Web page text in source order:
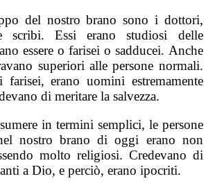
del nostro brano sono i dottori,
scribi. Essi erano studiosi delle
essere o farisei o sadducei. Anche
superiori alle persone normali.
erano uomini estremamente
di meritare la salvezza.
in termini semplici, le persone
nostro brano di oggi erano non
molto religiosi. Credevano di
a Dio, e perciò, erano ipocriti.